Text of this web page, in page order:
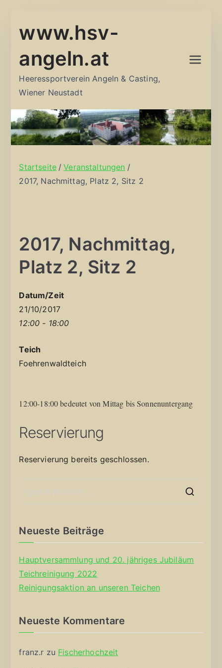
Inhalt
www.hsv-
angeln.at
Heeressportverein Angeln & Casting,
Wiener Neustadt
Startseite
Veranstaltungen
2017, Nachmittag, Platz 2, Sitz 2
2017, Nachmittag,
Platz 2, Sitz 2
Datum/Zeit
21/10/2017
12:00 - 18:00
Teich
Foehrenwaldteich
12:00-18:00 bedeutet von Mittag bis Sonnenuntergang
Reservierung
Reservierung bereits geschlossen.
Neueste Beiträge
Hauptversammlung und 20. jähriges Jubiläum
Teichreinigung 2022
Reinigungsaktion an unseren Teichen
Neueste Kommentare
franz.r zu Fischerhochzeit